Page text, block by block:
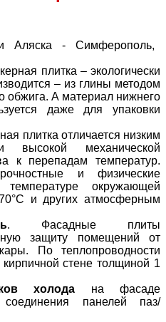
плитка – экологически
– из глины методом
обжига. А материал нижнего
даже для упаковки
плитка отличается низким
высокой механической
к перепадам температур.
и физические
температуре окружающей
и других атмосферным
. Фасадные плиты
защиту помещений от
По теплопроводности
кирпичной стене толщиной 1
холода на фасаде
панелей паз/